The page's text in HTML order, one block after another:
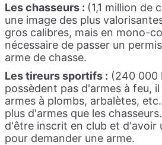
Les chasseurs : (1,1 million de
une image des plus
gros calibres, mais en mono-
nécessaire de passer un
arme de chasse.
Les tireurs sportifs : (240 000
possèdent pas d'armes à feu,
armes à plombs, arbalètes,
plus d'armes que les
d'être inscrit en club et d'avoir
pour demander une arme.